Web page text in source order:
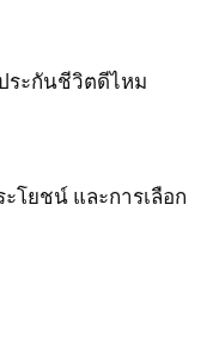
ระกันชีวิตดีไหม
โยชน์ และการเลือก